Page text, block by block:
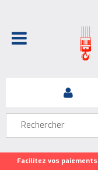
Facilitez vos paiements